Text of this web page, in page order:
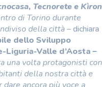
Tecnorete e Kìron
di Torino durante
della città –dichiara
dello Sviluppo
Liguria-Valle d’Aosta –
una volta protagonisti con
della nostra città e
ancora più voce a